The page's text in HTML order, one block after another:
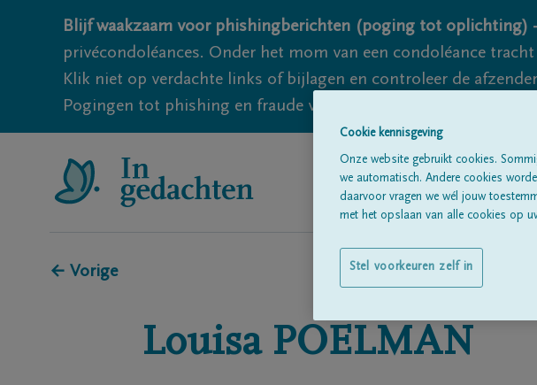
Blijf waakzaam voor phishingberichten (poging tot oplichting) -
privécondoléances. Onder het mom van een condoléance
Klik niet op verdachte links of bijlagen en controleer de
Pogingen tot phishing en fraude vallen echter nooit volledig uit
← Vorige
Louisa POELMAN
Cookie kennisgeving
Onze website gebruikt cookies.
we automatisch. Andere cookies
daarvoor vragen we wél jouw
met het opslaan van alle cookies op
Stel voorkeuren zelf in